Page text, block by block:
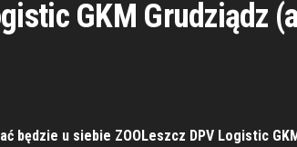
GKM Grudziądz
będzie u siebie ZOOLeszcz DPV Logistic